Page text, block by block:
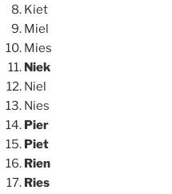
Kiet
Miel
Mies
Niek
Niel
Nies
Pier
Piet
Rien
Ries